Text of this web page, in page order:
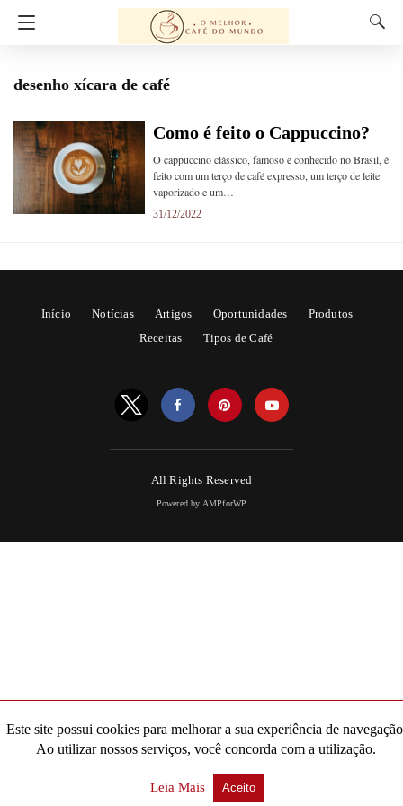
desenho xícara de café
Como é feito o Cappuccino?
O cappuccino clássico, famoso e conhecido no Brasil, é
feito com um terço de café expresso, um terço de leite
vaporizado e um…
31/12/2022
Início Notícias Artigos Oportunidades
Produtos
Receitas
Tipos de Café
All Rights Reserved
Powered by AMPforWP
Este site possui cookies para melhorar a sua experiência de
Ao utilizar nossos serviços, você concorda com a utilização.
Leia Mais Aceito